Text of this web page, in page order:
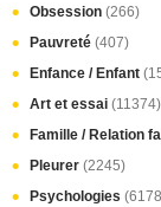
Obsession (266)
Pauvreté (407)
Enfance / Enfant
Art et essai (11374)
Famille / Relation
Pleurer (2245)
Psychologies